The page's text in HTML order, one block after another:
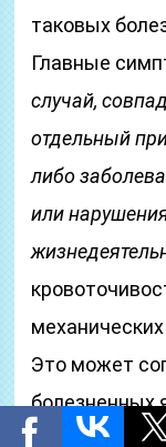
таковых
Главные
случай,
отдельный
либо
или
Это может
болезненных